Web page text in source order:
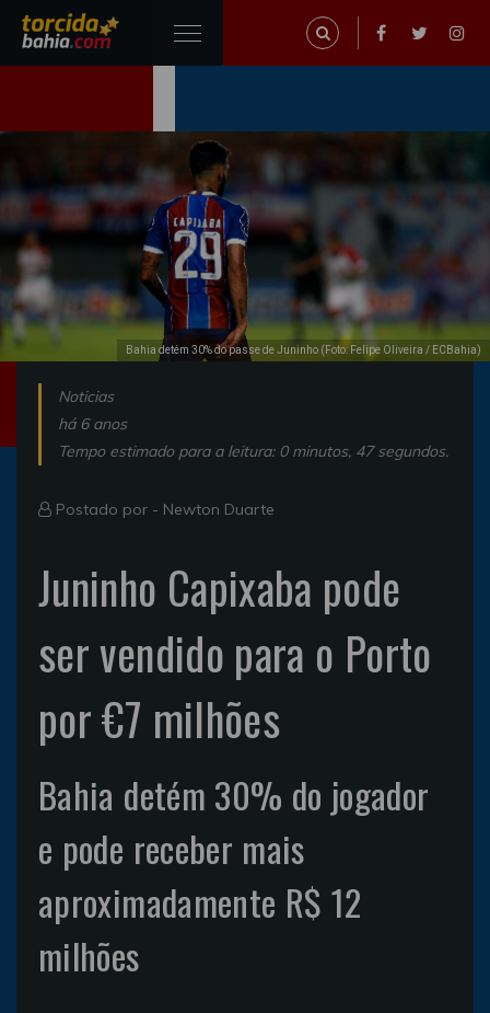
Bahia detém 30% do passe de Juninho (Foto: Felipe Oliveira / ECBahia)
Noticias
há 6 anos
Tempo estimado para a leitura: 0 minutos, 47 segundos.
Postado por - Newton Duarte
Juninho Capixaba pode
ser vendido para o Porto
por €7 milhões
Bahia detém 30% do jogador
e pode receber mais
aproximadamente R$ 12
milhões